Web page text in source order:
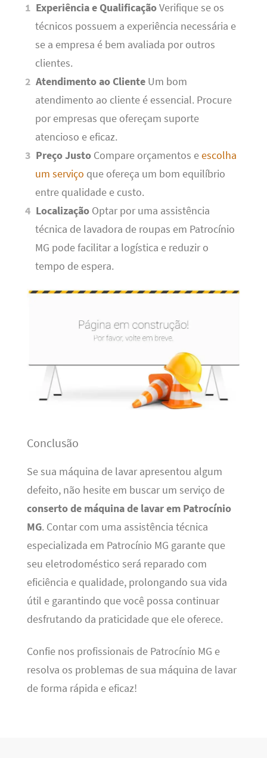
Experiência e QualificaçãoVerifique se os
técnicos possuem a experiência necessária e
se a empresa é bem avaliada por outros
clientes.
Atendimento ao Cliente Um bom
atendimento ao cliente é essencial. Procure
por empresas que ofereçam suporte
atencioso e eficaz.
Preço Justo Compare orçamentos eescolha
um serviço que ofereça um bom equilíbrio
entre qualidade e custo.
Localização Optar por uma assistência
técnica de lavadora de roupas em Patrocínio
MG pode facilitar a logística e reduzir o
tempo de espera.
Conclusão
Se sua máquina de lavar apresentou algum
defeito, não hesite em buscar um serviço de
conserto de máquina de lavar em Patrocínio
MG. Contar com uma assistência técnica
especializada em Patrocínio MG garante que
seu eletrodoméstico será reparado com
eficiência e qualidade, prolongando sua vida
útil e garantindo que você possa continuar
desfrutando da praticidade que ele oferece.
Confie nos profissionais de Patrocínio MG e
resolva os problemas de sua máquina de lavar
de forma rápida e eficaz!